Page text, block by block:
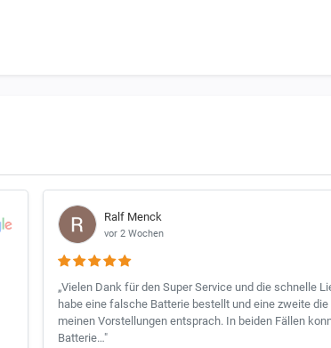
Ralf Menck
vor 2 Wochen
„Vielen Dank für den Super Service und die schnelle
habe eine falsche Batterie bestellt und eine zweite
meinen Vorstellungen entsprach. In beiden Fällen
Batterie…"